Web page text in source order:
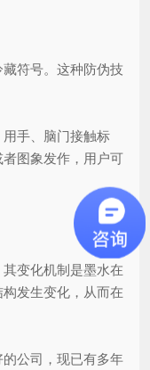
符号。这种防伪技
手、脑门接触标
图象发作，用户可
变化机制是墨水在
发生变化，从而在
公司，现已有多年